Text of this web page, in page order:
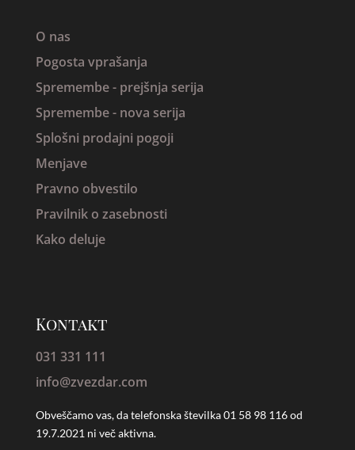
O nas
Pogosta vprašanja
Spremembe - prejšnja serija
Spremembe - nova serija
Splošni prodajni pogoji
Menjave
Pravno obvestilo
Pravilnik o zasebnosti
Kako deluje
Kontakt
031 331 111
info@zvezdar.com
Obveščamo vas, da telefonska številka01 58 98 116 od
19.7.2021 ni več aktivna.